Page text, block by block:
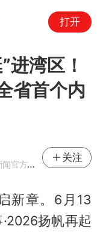
打开
进湾区！
省首个内
方网易号
关注
新章。6月13
扬帆再起